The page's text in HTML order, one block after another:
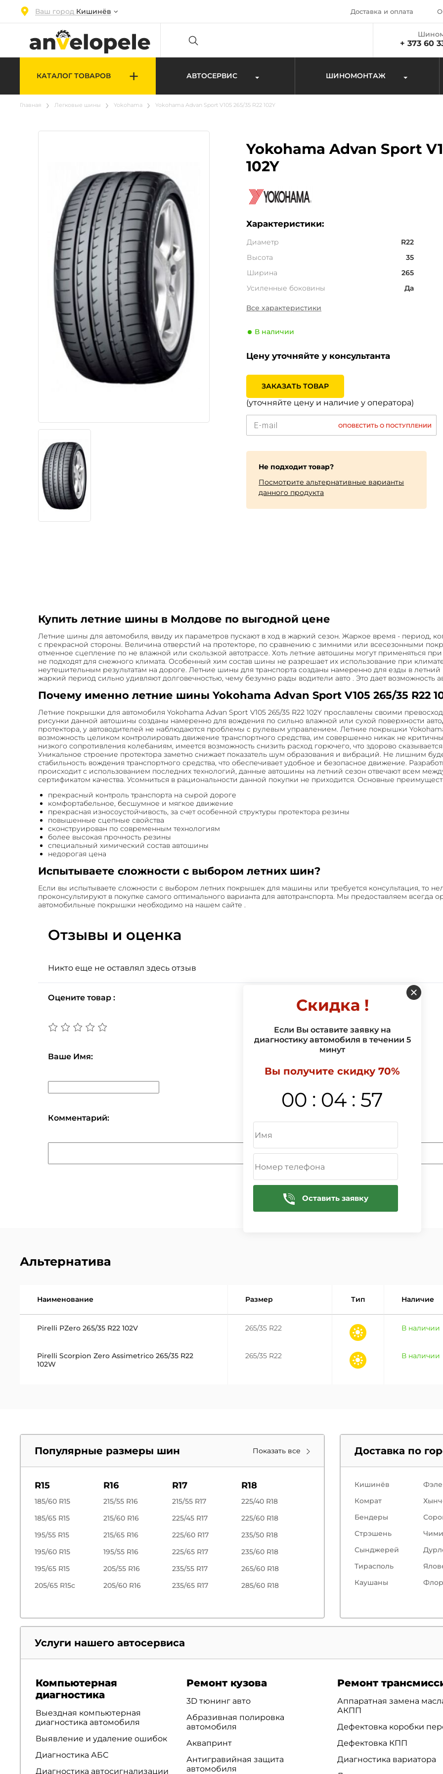
Ваш город Кишинёв Доставка и оплата
+ 373 60
КАТАЛОГ ТОВАРОВ + АВТОСЕРВИС ШИНОМОНТАЖ
Главная Легковые шины Yokohama Yokohama Advan Sport V105 265/35 R22 102Y
Yokohama Advan Sport
102Y
Характеристики:
Диаметр
R22
Высота
35
Ширина
265
Усиленные боковины
Да
Страна
Тип транспортного
Производитель
Yokohama
Индекс скорости
Индекс нагрузки
Все характеристики
В наличии
Цену уточняйте у консультанта
ЗАКАЗАТЬ ТОВАР
(уточняйте цену и наличие у оператора)
ОПОВЕСТИТЬ О ПОСТУПЛЕНИИ
Не подходит товар?
Посмотрите альтернативные варианты
данного продукта
Купить летние шины в Молдове по выгодной цене
Летние шины для автомобиля, ввиду их параметров пускают в ход в жаркий сезон. Жаркое время - период,
с прекрасной стороны. Величина отверстий на протекторе, по сравнению с зимними или всесезонными
отменное сцепление по не влажной или скользкой автотрассе. Хоть летние автошины могут применяться
не подходят для снежного климата. Особенный хим состав шины не разрешает их использование при
неутешительным результатам на дороге. Летние шины для транспорта созданы намеренно для езды в
жаркий период сильно удивляют долговечностью, чему безумно рады водители авто . Это дает возможность
Почему именно летние шины Yokohama Advan Sport V105 265/35 R22
Летние покрышки для автомобиля Yokohama Advan Sport V105 265/35 R22 102Y прославлены своими
рисунки данной автошины созданы намеренно для вождения по сильно влажной или сухой поверхности
протектора, у автоводителей не наблюдаются проблемы с рулевым управлением. Летние покрышки Yokohama
возможность целиком контролировать движение транспортного средства, им совершенно никак не
низкого сопротивления колебаниям, имеется возможность снизить расход горючего, что здорово
Уникальное строение протектора заметно снижает показатель шум образования и вибраций. Не лишним
стабильность вождения транспортного средства, что обеспечивает удобное и безопасное движение.
происходит с использованием последних технологий, данные автошины на летний сезон отвечают всем
сертификатом качества. Усомниться в рациональности данной покупки не приходится. Основные
прекрасный контроль транспорта на сырой дороге
комфортабельное, бесшумное и мягкое движение
прекрасная износоустойчивость, за счет особенной структуры протектора резины
повышенные сцепные свойства
сконструирован по современным технологиям
более высокая прочность резины
специальный химический состав автошины
недорогая цена
Испытываете сложности с выбором летних шин?
Если вы испытываете сложности с выбором летних покрышек для машины или требуется консультация, то
проконсультируют в покупке самого оптимального варианта для автотранспорта. Мы предоставляем всегда
автомобильные покрышки необходимо на нашем сайте .
Отзывы и оценка
Никто еще не оставлял здесь отзыв
Оцените товар :
Ваше Имя:
Комментарий:
ДОБАВИТЬ
Альтернатива
Наименование Размер Тип Наличие
Pirelli PZero 265/35 R22 102V 265/35 R22 В наличии
Pirelli Scorpion Zero Assimetrico 265/35 R22
102W
265/35 R22 В наличии
Популярные размеры шин Показать все
R15
185/60 R15
185/65 R15
195/55 R15
195/60 R15
195/65 R15
205/65 R15c
R16
215/55 R16
215/60 R16
215/65 R16
195/55 R16
205/55 R16
205/60 R16
R17
215/55 R17
225/45 R17
225/60 R17
225/65 R17
235/55 R17
235/65 R17
R18
225/40 R18
225/60 R18
235/50 R18
235/60 R18
265/60 R18
285/60 R18
Доставка по
Кишинёв
Комрат
Бендеры
Стрэшень
Сынджерей
Тирасполь
Каушаны
Услуги нашего автосервиса
Компьютерная
диагностика
Выездная компьютерная
диагностика автомобиля
Выявление и удаление ошибок
Диагностика АБС
Диагностика автосигнализации
Ремонт кузова
3D тюнинг авто
Абразивная полировка
автомобиля
Аквапринт
Антигравийная защита
автомобиля
Ремонт
Аппаратная замена
АКПП
Дефектовка коробки
Дефектовка КПП
Диагностика вариатора
Скидка !
Если Вы оставите заявку на
диагностику автомобиля в течении 5
минут
Вы получите скидку 70%
00 : 04 : 57
Оставить заявку